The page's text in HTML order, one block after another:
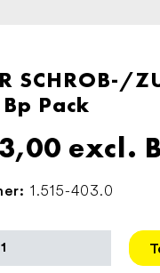
SCHROB-/
Pack
excl.
1.515-403.0